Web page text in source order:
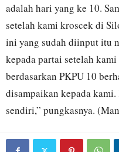
adalah hari yang ke 10.
setelah kami kroscek di
ini yang sudah diinput itu
kepada partai setelah
berdasarkan PKPU 10
disampaikan kepada
sendiri,” pungkasnya.